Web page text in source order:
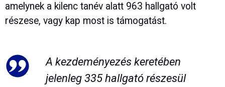
amelynek a kilenc tanév alatt 963 hallgató volt
részese, vagy kap most is támogatást.
A kezdeményezés keretében
jelenleg 335 hallgató részesül